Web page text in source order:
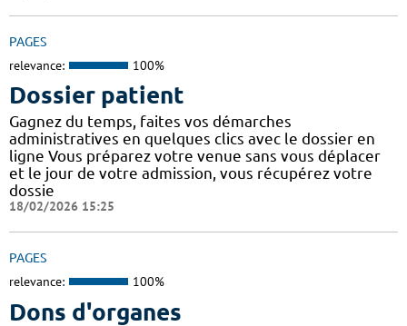
PAGES
relevance: 100%
Dossier patient
Gagnez du temps, faites vos démarches
administratives en quelques clics avec le dossier en
ligne Vous préparez votre venue sans vous déplacer
et le jour de votre admission, vous récupérez votre
dossie
18/02/2026 15:25
PAGES
relevance: 100%
Dons d'organes